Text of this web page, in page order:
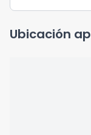
Ubicación